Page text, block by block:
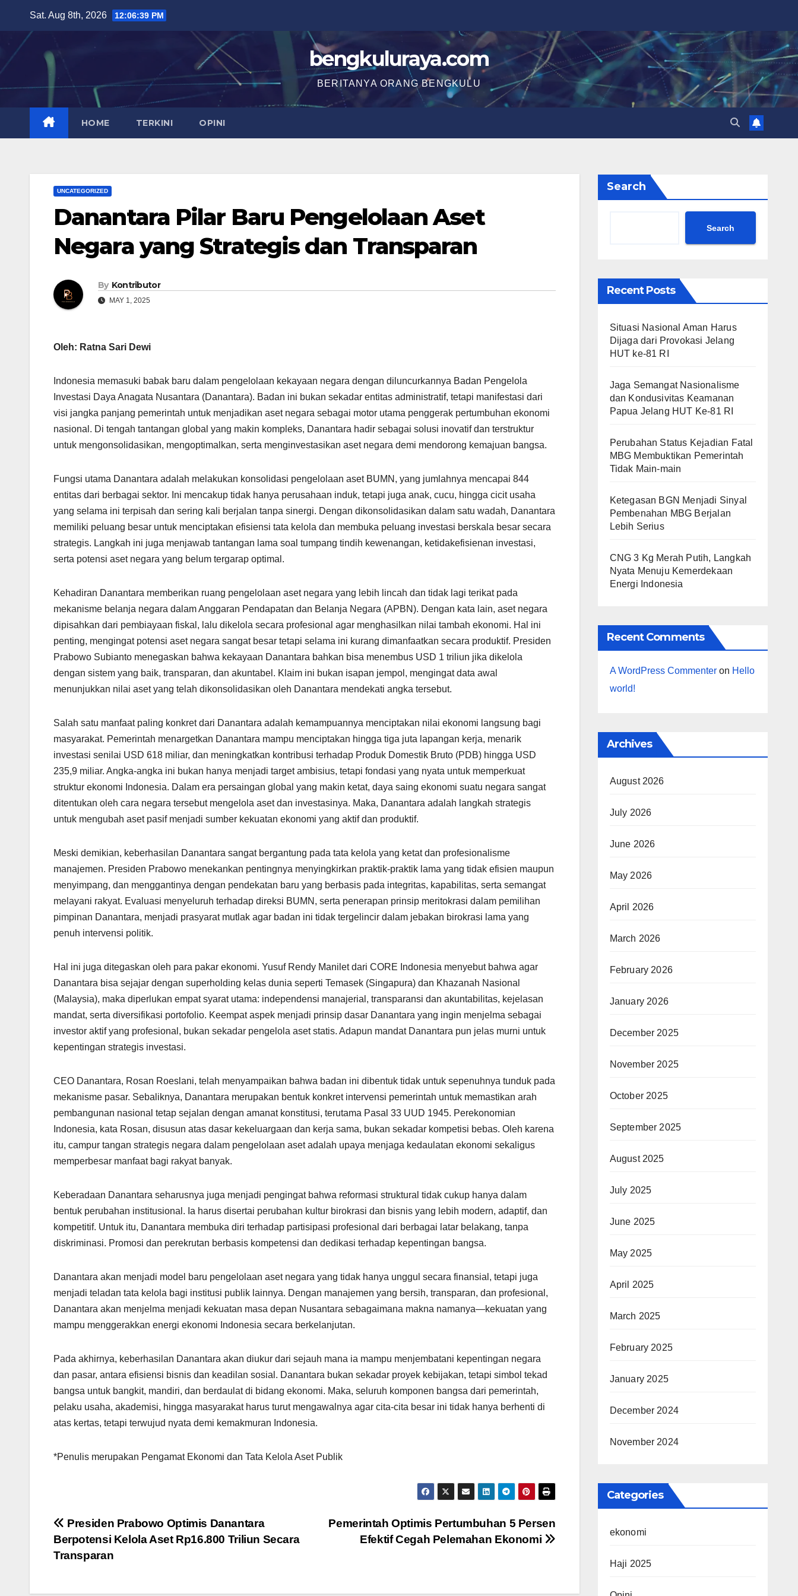
content
Sat. Aug 8th, 2026 12:06:40 PM
bengkuluraya.com
BERITANYA ORANG BENGKULU
HOME TERKINI OPINI
UNCATEGORIZED
Danantara Pilar Baru Pengelolaan Aset
Negara yang Strategis dan Transparan
By Kontributor
MAY 1, 2025
Oleh: Ratna Sari Dewi
Indonesia memasuki babak baru dalam pengelolaan kekayaan negara dengan diluncurkannya Badan Pengelola
Investasi Daya Anagata Nusantara (Danantara). Badan ini bukan sekadar entitas administratif, tetapi manifestasi dari
visi jangka panjang pemerintah untuk menjadikan aset negara sebagai motor utama penggerak pertumbuhan ekonomi
nasional. Di tengah tantangan global yang makin kompleks, Danantara hadir sebagai solusi inovatif dan terstruktur
untuk mengonsolidasikan, mengoptimalkan, serta menginvestasikan aset negara demi mendorong kemajuan bangsa.
Fungsi utama Danantara adalah melakukan konsolidasi pengelolaan aset BUMN, yang jumlahnya mencapai 844
entitas dari berbagai sektor. Ini mencakup tidak hanya perusahaan induk, tetapi juga anak, cucu, hingga cicit usaha
yang selama ini terpisah dan sering kali berjalan tanpa sinergi. Dengan dikonsolidasikan dalam satu wadah, Danantara
memiliki peluang besar untuk menciptakan efisiensi tata kelola dan membuka peluang investasi berskala besar secara
strategis. Langkah ini juga menjawab tantangan lama soal tumpang tindih kewenangan, ketidakefisienan investasi,
serta potensi aset negara yang belum tergarap optimal.
Kehadiran Danantara memberikan ruang pengelolaan aset negara yang lebih lincah dan tidak lagi terikat pada
mekanisme belanja negara dalam Anggaran Pendapatan dan Belanja Negara (APBN). Dengan kata lain, aset negara
dipisahkan dari pembiayaan fiskal, lalu dikelola secara profesional agar menghasilkan nilai tambah ekonomi. Hal ini
penting, mengingat potensi aset negara sangat besar tetapi selama ini kurang dimanfaatkan secara produktif. Presiden
Prabowo Subianto menegaskan bahwa kekayaan Danantara bahkan bisa menembus USD 1 triliun jika dikelola
dengan sistem yang baik, transparan, dan akuntabel. Klaim ini bukan isapan jempol, mengingat data awal
menunjukkan nilai aset yang telah dikonsolidasikan oleh Danantara mendekati angka tersebut.
Salah satu manfaat paling konkret dari Danantara adalah kemampuannya menciptakan nilai ekonomi langsung bagi
masyarakat. Pemerintah menargetkan Danantara mampu menciptakan hingga tiga juta lapangan kerja, menarik
investasi senilai USD 618 miliar, dan meningkatkan kontribusi terhadap Produk Domestik Bruto (PDB) hingga USD
235,9 miliar. Angka-angka ini bukan hanya menjadi target ambisius, tetapi fondasi yang nyata untuk memperkuat
struktur ekonomi Indonesia. Dalam era persaingan global yang makin ketat, daya saing ekonomi suatu negara sangat
ditentukan oleh cara negara tersebut mengelola aset dan investasinya. Maka, Danantara adalah langkah strategis
untuk mengubah aset pasif menjadi sumber kekuatan ekonomi yang aktif dan produktif.
Meski demikian, keberhasilan Danantara sangat bergantung pada tata kelola yang ketat dan profesionalisme
manajemen. Presiden Prabowo menekankan pentingnya menyingkirkan praktik-praktik lama yang tidak efisien maupun
menyimpang, dan menggantinya dengan pendekatan baru yang berbasis pada integritas, kapabilitas, serta semangat
melayani rakyat. Evaluasi menyeluruh terhadap direksi BUMN, serta penerapan prinsip meritokrasi dalam pemilihan
pimpinan Danantara, menjadi prasyarat mutlak agar badan ini tidak tergelincir dalam jebakan birokrasi lama yang
penuh intervensi politik.
Hal ini juga ditegaskan oleh para pakar ekonomi. Yusuf Rendy Manilet dari CORE Indonesia menyebut bahwa agar
Danantara bisa sejajar dengan superholding kelas dunia seperti Temasek (Singapura) dan Khazanah Nasional
(Malaysia), maka diperlukan empat syarat utama: independensi manajerial, transparansi dan akuntabilitas, kejelasan
mandat, serta diversifikasi portofolio. Keempat aspek menjadi prinsip dasar Danantara yang ingin menjelma sebagai
investor aktif yang profesional, bukan sekadar pengelola aset statis. Adapun mandat Danantara pun jelas murni untuk
kepentingan strategis investasi.
CEO Danantara, Rosan Roeslani, telah menyampaikan bahwa badan ini dibentuk tidak untuk sepenuhnya tunduk pada
mekanisme pasar. Sebaliknya, Danantara merupakan bentuk konkret intervensi pemerintah untuk memastikan arah
pembangunan nasional tetap sejalan dengan amanat konstitusi, terutama Pasal 33 UUD 1945. Perekonomian
Indonesia, kata Rosan, disusun atas dasar kekeluargaan dan kerja sama, bukan sekadar kompetisi bebas. Oleh karena
itu, campur tangan strategis negara dalam pengelolaan aset adalah upaya menjaga kedaulatan ekonomi sekaligus
memperbesar manfaat bagi rakyat banyak.
Keberadaan Danantara seharusnya juga menjadi pengingat bahwa reformasi struktural tidak cukup hanya dalam
bentuk perubahan institusional. Ia harus disertai perubahan kultur birokrasi dan bisnis yang lebih modern, adaptif, dan
kompetitif. Untuk itu, Danantara membuka diri terhadap partisipasi profesional dari berbagai latar belakang, tanpa
diskriminasi. Promosi dan perekrutan berbasis kompetensi dan dedikasi terhadap kepentingan bangsa.
Danantara akan menjadi model baru pengelolaan aset negara yang tidak hanya unggul secara finansial, tetapi juga
menjadi teladan tata kelola bagi institusi publik lainnya. Dengan manajemen yang bersih, transparan, dan profesional,
Danantara akan menjelma menjadi kekuatan masa depan Nusantara sebagaimana makna namanya—kekuatan yang
mampu menggerakkan energi ekonomi Indonesia secara berkelanjutan.
Pada akhirnya, keberhasilan Danantara akan diukur dari sejauh mana ia mampu menjembatani kepentingan negara
dan pasar, antara efisiensi bisnis dan keadilan sosial. Danantara bukan sekadar proyek kebijakan, tetapi simbol tekad
bangsa untuk bangkit, mandiri, dan berdaulat di bidang ekonomi. Maka, seluruh komponen bangsa dari pemerintah,
pelaku usaha, akademisi, hingga masyarakat harus turut mengawalnya agar cita-cita besar ini tidak hanya berhenti di
atas kertas, tetapi terwujud nyata demi kemakmuran Indonesia.
*Penulis merupakan Pengamat Ekonomi dan Tata Kelola Aset Publik
Post
navigation
Pemerintah Optimis Pertumbuhan 5 Persen
Efektif Cegah Pelemahan Ekonomi
Presiden Prabowo Optimis Danantara
Berpotensi Kelola Aset Rp16.800 Triliun Secara
Transparan
Search
Search
Recent Posts
Situasi Nasional Aman Harus
Dijaga dari Provokasi Jelang
HUT ke-81 RI
Jaga Semangat Nasionalisme
dan Kondusivitas Keamanan
Papua Jelang HUT Ke-81 RI
Perubahan Status Kejadian Fatal
MBG Membuktikan Pemerintah
Tidak Main-main
Ketegasan BGN Menjadi Sinyal
Pembenahan MBG Berjalan
Lebih Serius
CNG 3 Kg Merah Putih, Langkah
Nyata Menuju Kemerdekaan
Energi Indonesia
Recent Comments
A WordPress Commenteron Hello
world!
Archives
August 2026
July 2026
June 2026
May 2026
April 2026
March 2026
February 2026
January 2026
December 2025
November 2025
October 2025
September 2025
August 2025
July 2025
June 2025
May 2025
April 2025
March 2025
February 2025
January 2025
December 2024
November 2024
Categories
ekonomi
Haji 2025